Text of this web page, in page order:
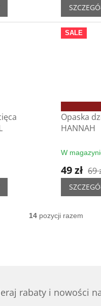
SALE
Opaska
HANNAH
W
49 zł 69
K
i
14pozycji razem
rabaty i nowości